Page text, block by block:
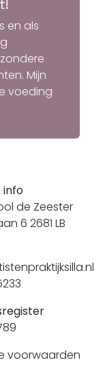
en als
Mijn
voeding
info
de Zeester
6 2681 LB
voorwaarden